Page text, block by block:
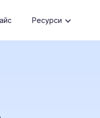
Ресурси